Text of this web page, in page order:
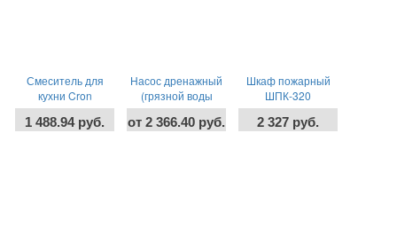
Смеситель для
кухни Cron
CN77318-TF (смес
д/кух.40мм бок.гайк
1 488.94 руб.
Насос дренажный
(грязной воды
0,7мм) STERWINS
от 2 366.40 руб.
Шкаф пожарный
ШПК-320
2 327 руб.